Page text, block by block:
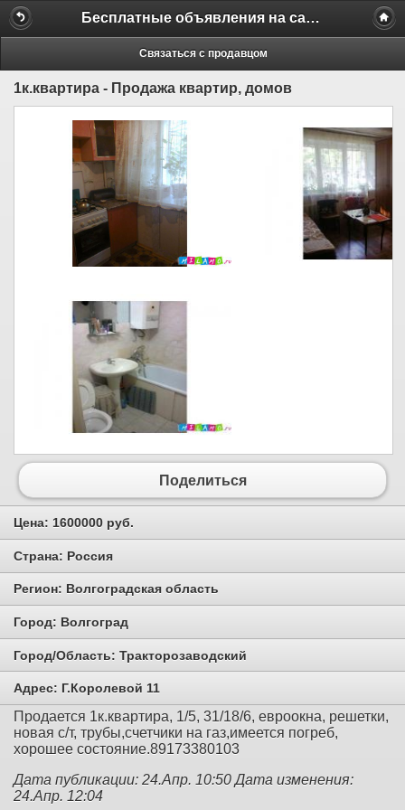
Бесплатные объявления на сайте MILAMO.ru
Связаться с продавцом
1к.квартира - Продажа квартир, домов
Поделиться
Цена: 1600000 руб.
Страна: Россия
Регион: Волгоградская область
Город: Волгоград
Город/Область: Тракторозаводский
Адрес: Г.Королевой 11
Продается 1к.квартира, 1/5, 31/18/6, евроокна, решетки,
новая с/т, трубы,счетчики на газ,имеется погреб,
хорошее состояние.89173380103
Дата публикации: 24.Апр. 10:50 Дата изменения:
24.Апр. 12:04